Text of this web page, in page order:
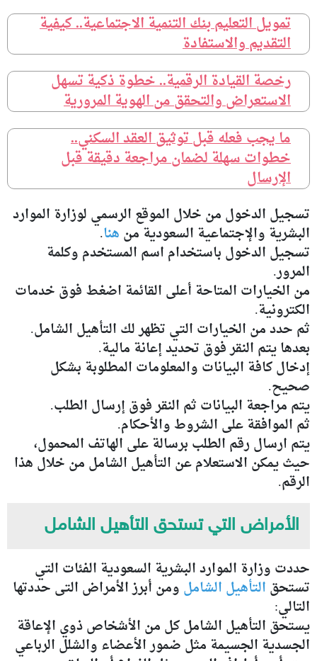
تمويل التعليم بنك التنمية الاجتماعية.. كيفية
التقديم والاستفادة
رخصة القيادة الرقمية.. خطوة ذكية تسهل
الاستعراض والتحقق من الهوية المرورية
ما يجب فعله قبل توثيق العقد السكني..
خطوات سهلة لضمان مراجعة دقيقة قبل
الإرسال
تسجيل الدخول من خلال الموقع الرسمي لوزارة الموارد
البشرية والإجتماعية السعودية من هنا.
تسجيل الدخول باستخدام اسم المستخدم وكلمة
المرور.
من الخيارات المتاحة أعلى القائمة اضغط فوق خدمات
الكترونية.
ثم حدد من الخيارات التي تظهر لك التأهيل الشامل.
بعدها يتم النقر فوق تحديد إعانة مالية.
إدخال كافة البيانات والمعلومات المطلوبة بشكل
صحيح.
يتم مراجعة البيانات ثم النقر فوق إرسال الطلب.
ثم الموافقة على الشروط والأحكام.
يتم ارسال رقم الطلب برسالة على الهاتف المحمول،
حيث يمكن الاستعلام عن التأهيل الشامل من خلال هذا
الرقم.
الأمراض التي تستحق التأهيل الشامل
حددت وزارة الموارد البشرية السعودية الفئات التي
تستحق التأهيل الشامل ومن أبرز الأمراض التى حددتها
التالي:
يستحق التأهيل الشامل كل من الأشخاص ذوي الإعاقة
الجسدية الجسيمة مثل ضمور الأعضاء والشلل الرباعي